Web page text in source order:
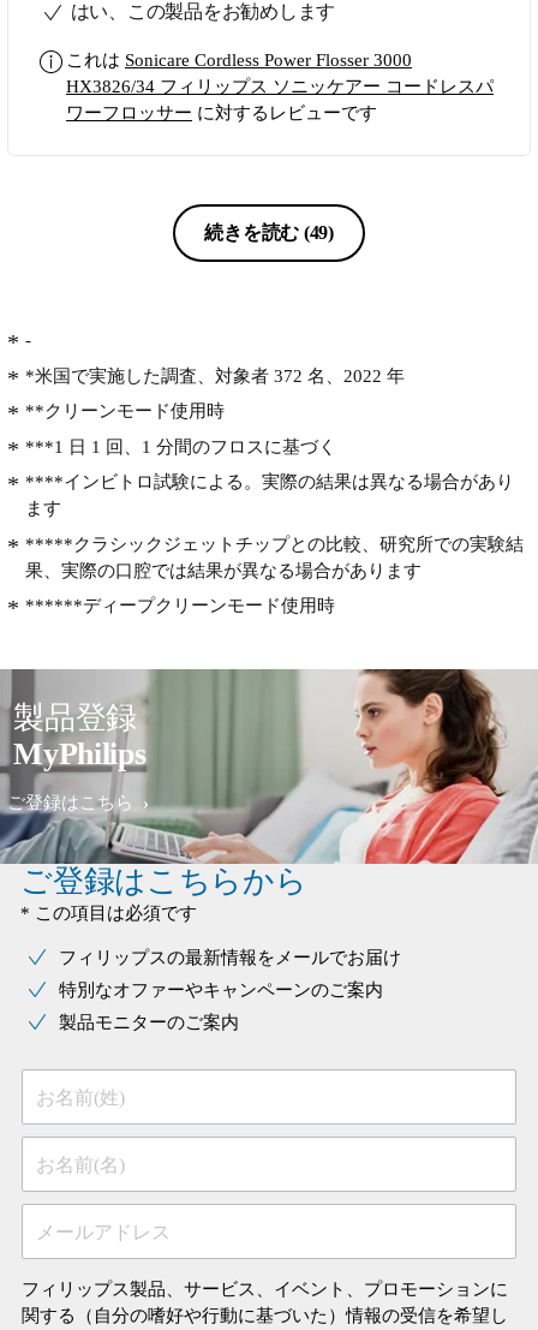
すや汚れがきれいに取れ、仕上がりは
た。電端子が独自仕様である点は少し
不便に感じました。USB Type-Cなど
汎用的な規格であれば、より使いやす
はい、この製品をお勧めします
これは Sonicare Cordless Power Flosser 3000
HX3826/34 フィリップス ソニッケアー コードレスパ
ワーフロッサー に対するレビューです
続きを読む (49)
-
*米国で実施した調査、対象者 372 名、2022 年
**クリーンモード使用時
***1 日 1 回、1 分間のフロスに基づく
****インビトロ試験による。実際の結果は異なる場合があり
ます
*****クラシックジェットチップとの比較、研究所での実験結
果、実際の口腔では結果が異なる場合があります
******ディープクリーンモード使用時
製品登録
MyPhilips
ご登録はこちら
ご登録はこちらから
* この項目は必須です
フィリップスの最新情報をメールでお届け
特別なオファーやキャンペーンのご案内
製品モニターのご案内
お名前(姓)
お名前(名)
メールアドレス
フィリップス製品、サービス、イベント、プロモーションに
関する（自分の嗜好や行動に基づいた）情報の受信を希望し